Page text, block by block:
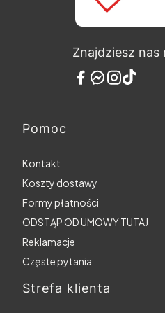
Znajdziesz
Linki w stopce
Pomoc
Kontakt
Koszty dostawy
Formy płatności
ODSTĄP OD UMOWY TUTAJ
Reklamacje
Częste pytania
Strefa klienta